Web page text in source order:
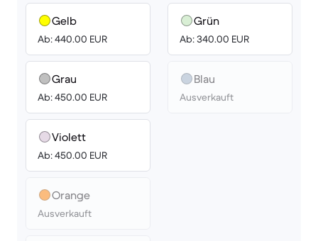
Gelb
Ab: 440.00 EUR
Grau
Ab: 450.00 EUR
Violett
Ab: 450.00 EUR
Orange
Ausverkauft
Grün
Ab: 340.00 EUR
Blau
Ausverkauft